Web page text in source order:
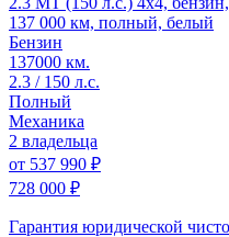
137 000 км, полный, белый
Бензин
137000 км.
2.3 / 150 л.с.
Полный
Механика
2 владельца
от 537 990 ₽
728 000 ₽
Гарантия юридической